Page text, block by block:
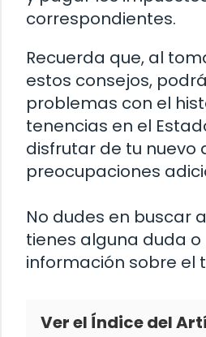
correspondientes.
Recuerda que, al
estos consejos,
problemas con el
tenencias en el
disfrutar de tu nuevo
preocupaciones
No dudes en buscar
tienes alguna duda
información sobre el
Ver el Índice del